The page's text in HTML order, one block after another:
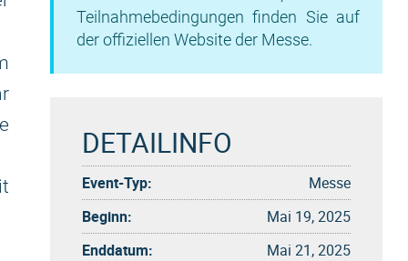
Teilnahmebedingungen finden Sie auf
der offiziellen Website der Messe.
DETAILINFO
Event-Typ:
Messe
Beginn:
Mai 19, 2025
Enddatum:
Mai 21, 2025